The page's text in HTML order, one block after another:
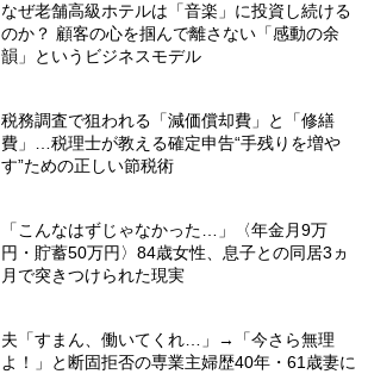
なぜ老舗高級ホテルは「音楽」に投資し続ける
のか？ 顧客の心を掴んで離さない「感動の余
韻」というビジネスモデル
税務調査で狙われる「減価償却費」と「修繕
費」…税理士が教える確定申告“手残りを増や
す”ための正しい節税術
「こんなはずじゃなかった…」〈年金月9万
円・貯蓄50万円〉84歳女性、息子との同居3ヵ
月で突きつけられた現実
夫「すまん、働いてくれ…」→「今さら無理
よ！」と断固拒否の専業主婦歴40年・61歳妻に